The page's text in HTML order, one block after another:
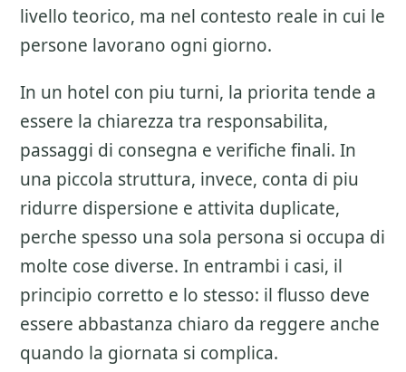
livello teorico, ma nel contesto reale in cui le
persone lavorano ogni giorno.
In un hotel con piu turni, la priorita tende a
essere la chiarezza tra responsabilita,
passaggi di consegna e verifiche finali. In
una piccola struttura, invece, conta di piu
ridurre dispersione e attivita duplicate,
perche spesso una sola persona si occupa di
molte cose diverse. In entrambi i casi, il
principio corretto e lo stesso: il flusso deve
essere abbastanza chiaro da reggere anche
quando la giornata si complica.